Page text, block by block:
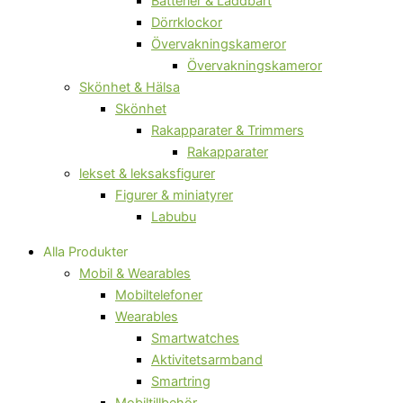
Dörrklockor
Övervakningskameror
Övervakningskameror
Skönhet & Hälsa
Skönhet
Rakapparater & Trimmers
Rakapparater
lekset & leksaksfigurer
Figurer & miniatyrer
Labubu
Alla Produkter
Mobil & Wearables
Mobiltelefoner
Wearables
Smartwatches
Aktivitetsarmband
Smartring